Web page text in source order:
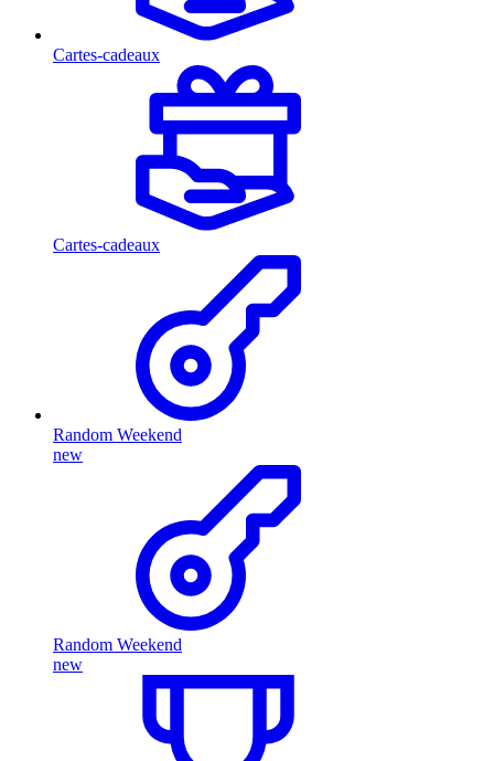
Cartes-cadeaux
Cartes-cadeaux
Random Weekend
new
Random Weekend
new